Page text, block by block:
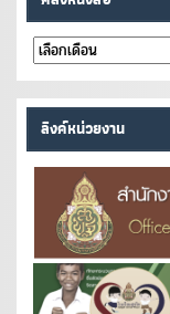
คลัง
หนังสือ
ลิงค์หน่วยงาน